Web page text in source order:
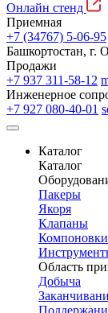
Онлайн стенд
Приемная
+7 (34767) 5-06-95
Башкортостан, г.
Продажи
+7 937 311-58-12
Инженерное
+7 927 080-40-01
Каталог
Каталог
Пакеры
Якоря
Клапаны
Компоновки
Область
Добыча